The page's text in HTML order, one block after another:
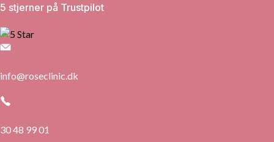
5 stjerner på Trustpilot
info@roseclinic.dk
30 48 99 01